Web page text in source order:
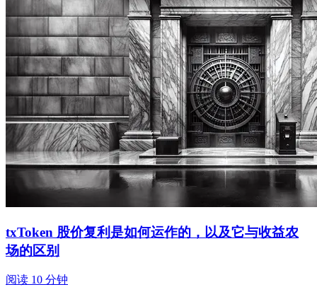
txToken 股价复利是如何运作的，以及它与收益农
场的区别
阅读 10 分钟